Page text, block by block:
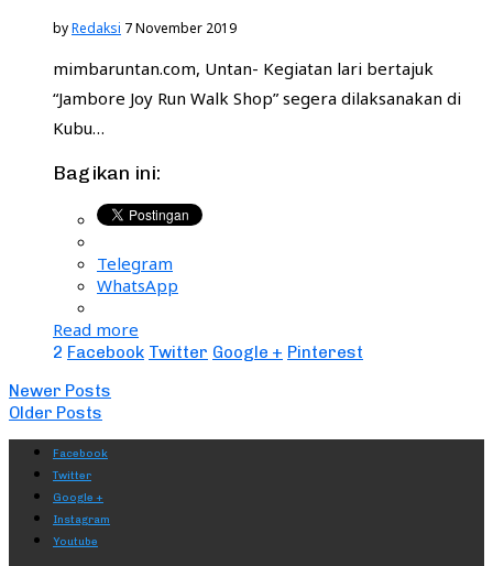
byRedaksi 7 November 2019
mimbaruntan.com, Untan- Kegiatan lari bertajuk
“Jambore Joy Run Walk Shop” segera dilaksanakan di
Kubu…
Bagikan ini:
Telegram
WhatsApp
Read more
2 Facebook Twitter Google + Pinterest
Newer Posts
Older Posts
Facebook
Twitter
Google +
Instagram
Youtube